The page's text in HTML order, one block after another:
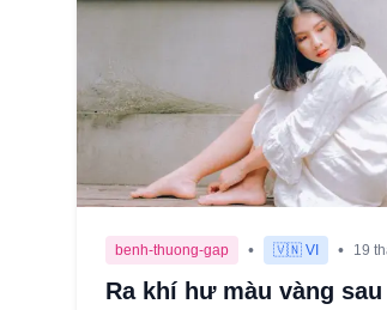
benh-thuong-gap • 🇻🇳 VI • 19
Ra khí hư màu vàng